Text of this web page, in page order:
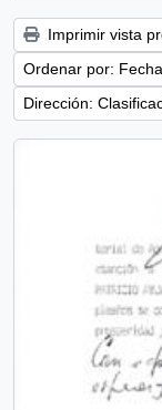
Imprimir vista
Ordenar por:
Dirección: